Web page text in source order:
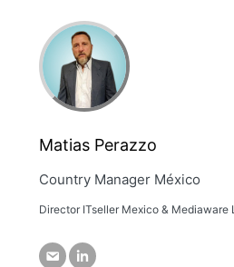
Matias Perazzo
Country Manager México
Director ITseller Mexico & Mediaware